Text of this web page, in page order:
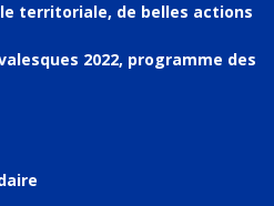
territoriale, de belles actions
2022, programme des